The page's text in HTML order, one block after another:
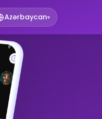
Azərbaycan▾